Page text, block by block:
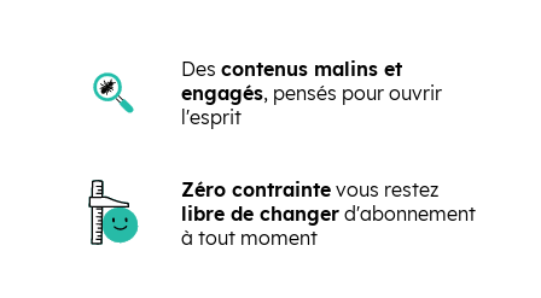
Des contenus malins et
engagés, pensés pour ouvrir
l'esprit
Zéro contrainte vous restez
libre de changer d'abonnement
à tout moment